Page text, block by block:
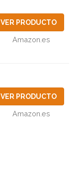
VER PRODUCTO
Amazon.es
VER PRODUCTO
Amazon.es